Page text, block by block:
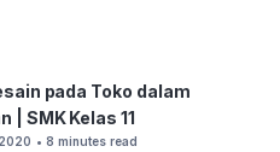
pada Toko dalam
| SMK Kelas 11
• 8 minutes read